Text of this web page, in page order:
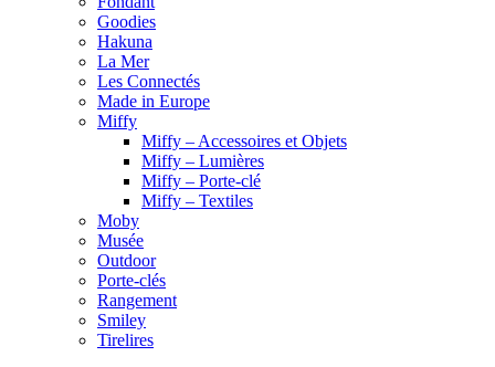
Goodies
Hakuna
La Mer
Les Connectés
Made in Europe
Miffy
Miffy – Accessoires et Objets
Miffy – Lumières
Miffy – Porte-clé
Miffy – Textiles
Moby
Musée
Outdoor
Porte-clés
Rangement
Smiley
Tirelires